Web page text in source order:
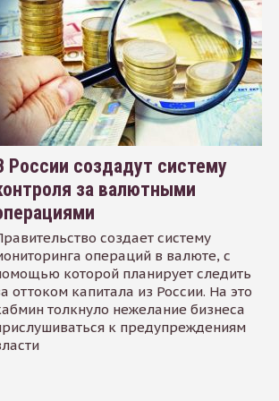
России создадут систему
за валютными
создает систему
операций в валюте, с
которой планирует следить
оттоком капитала из России. На это
толкнуло нежелание бизнеса
к предупреждениям